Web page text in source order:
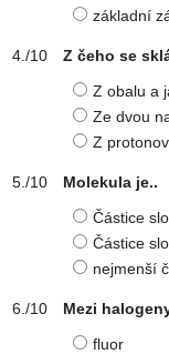
základní
Z čeho se
Z obalu a
Ze dvou
Z
Molekula je..
Částice
Částice
nejmenší
Mezi
fluor